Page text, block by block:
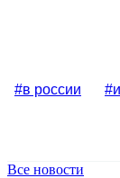
#в россии
Все новости